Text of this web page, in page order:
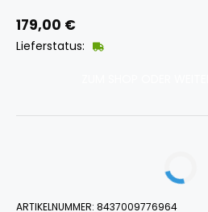
179,00 €
Lieferstatus:
ARTIKELNUMMER: 8437009776964